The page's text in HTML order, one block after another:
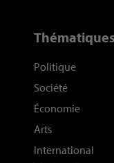
Thématiques
Politique
Société
Économie
Arts
International